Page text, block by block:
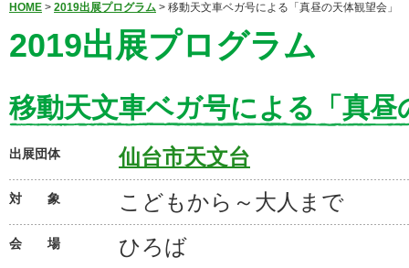
HOME > 2019出展プログラム > 移動天文車ベガ号による「真昼の天体観望会」
2019出展プログラム
移動天文車ベガ号による「真昼
出展団体 仙台市天文台
対 象 こどもから～大人まで
会 場 ひろば